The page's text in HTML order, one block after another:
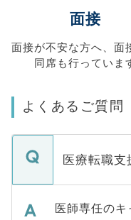
面接
面接が不安な方へ、 面
同席も行っていま
よくあるご質問
医療転職支
医師専任の